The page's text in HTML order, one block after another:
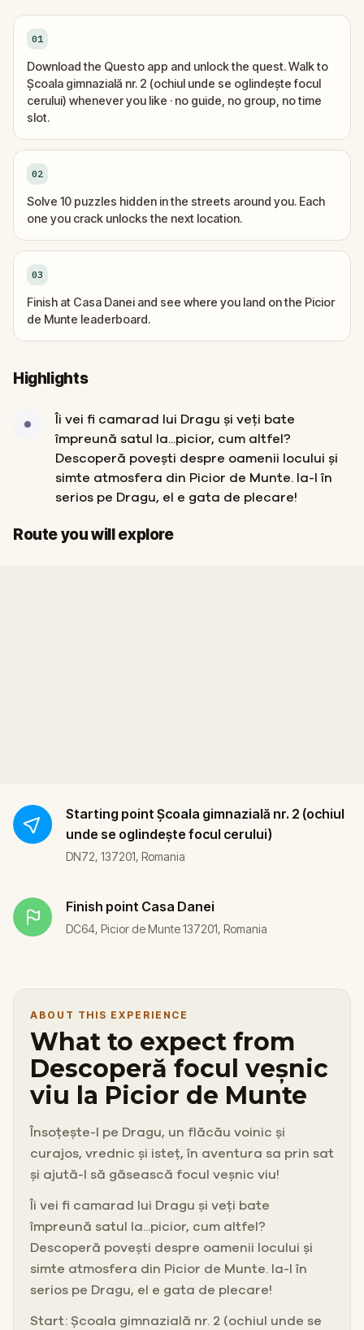
01
Download the Questo app and unlock the quest. Walk to
Școala gimnazială nr. 2 (ochiul unde se oglindește focul
cerului) whenever you like · no guide, no group, no time
slot.
02
Solve 10 puzzles hidden in the streets around you. Each
one you crack unlocks the next location.
03
Finish at Casa Danei and see where you land on the Picior
de Munte leaderboard.
Highlights
Îi vei fi camarad lui Dragu și veți bate
împreună satul la...picior, cum altfel?
Descoperă povești despre oamenii locului și
simte atmosfera din Picior de Munte. Ia-l în
serios pe Dragu, el e gata de plecare!
Route you will explore
Start
Finish
Starting point Școala gimnazială nr. 2 (ochiul
unde se oglindește focul cerului)
DN72, 137201, Romania
Finish point Casa Danei
DC64, Picior de Munte 137201, Romania
ABOUT THIS EXPERIENCE
What to expect from
Descoperă focul veșnic
viu la Picior de Munte
Însoțește-l pe Dragu, un flăcău voinic și
curajos, vrednic și isteț, în aventura sa prin sat
și ajută-l să găsească focul veșnic viu!
Îi vei fi camarad lui Dragu și veți bate
împreună satul la...picior, cum altfel?
Descoperă povești despre oamenii locului și
simte atmosfera din Picior de Munte. Ia-l în
serios pe Dragu, el e gata de plecare!
Start: Școala gimnazială nr. 2 (ochiul unde se